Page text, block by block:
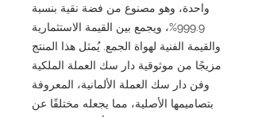
واحدة، وهو مصنوع من فضة نقية بنسبة
999.9%، ويجمع بين القيمة الاستثمارية
والقيمة الفنية لهواة الجمع. يُمثل هذا المنتج
مزيجًا من موثوقية دار سك العملة الملكية
وفن دار سك العملة الألمانية، المعروفة
بتصاميمها الأصلية، مما يجعله مختلفًا عن